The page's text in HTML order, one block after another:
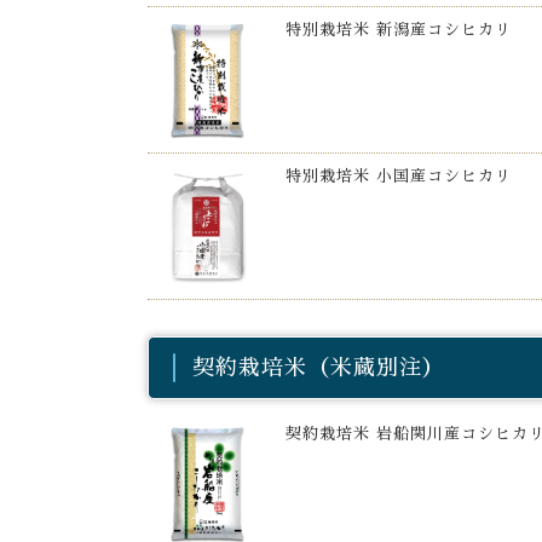
特別栽培米 新潟産コシヒカリ
特別栽培米 小国産コシヒカリ
契約栽培米（米蔵別注）
契約栽培米 岩船関川産コシヒカ